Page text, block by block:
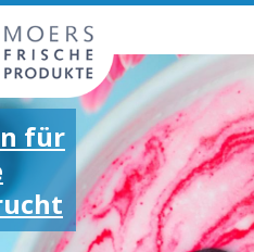
für